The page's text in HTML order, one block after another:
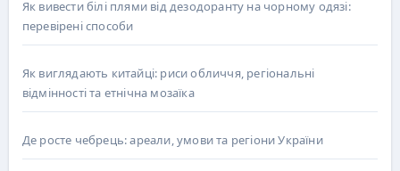
Як вивести білі плями від дезодоранту на чорному одязі:
перевірені способи
Як виглядають китайці: риси обличчя, регіональні
відмінності та етнічна мозаїка
Де росте чебрець: ареали, умови та регіони України